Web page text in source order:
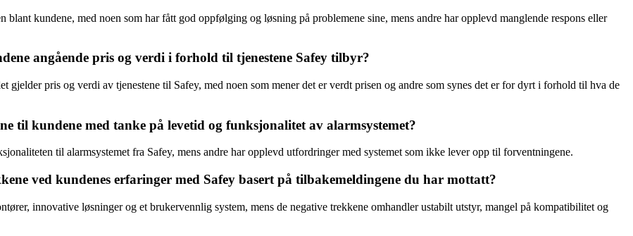
blant kundene, med noen som har fått god oppfølging og løsning på problemene sine, mens andre har opplevd manglende respons eller
angående pris og verdi i forhold til tjenestene Safey tilbyr?
gjelder pris og verdi av tjenestene til Safey, med noen som mener det er verdt prisen og andre som synes det er for dyrt i forhold til hva de
til kundene med tanke på levetid og funksjonalitet av alarmsystemet?
til alarmsystemet fra Safey, mens andre har opplevd utfordringer med systemet som ikke lever opp til forventningene.
ved kundenes erfaringer med Safey basert på tilbakemeldingene du har mottatt?
innovative løsninger og et brukervennlig system, mens de negative trekkene omhandler ustabilt utstyr, mangel på kompatibilitet og